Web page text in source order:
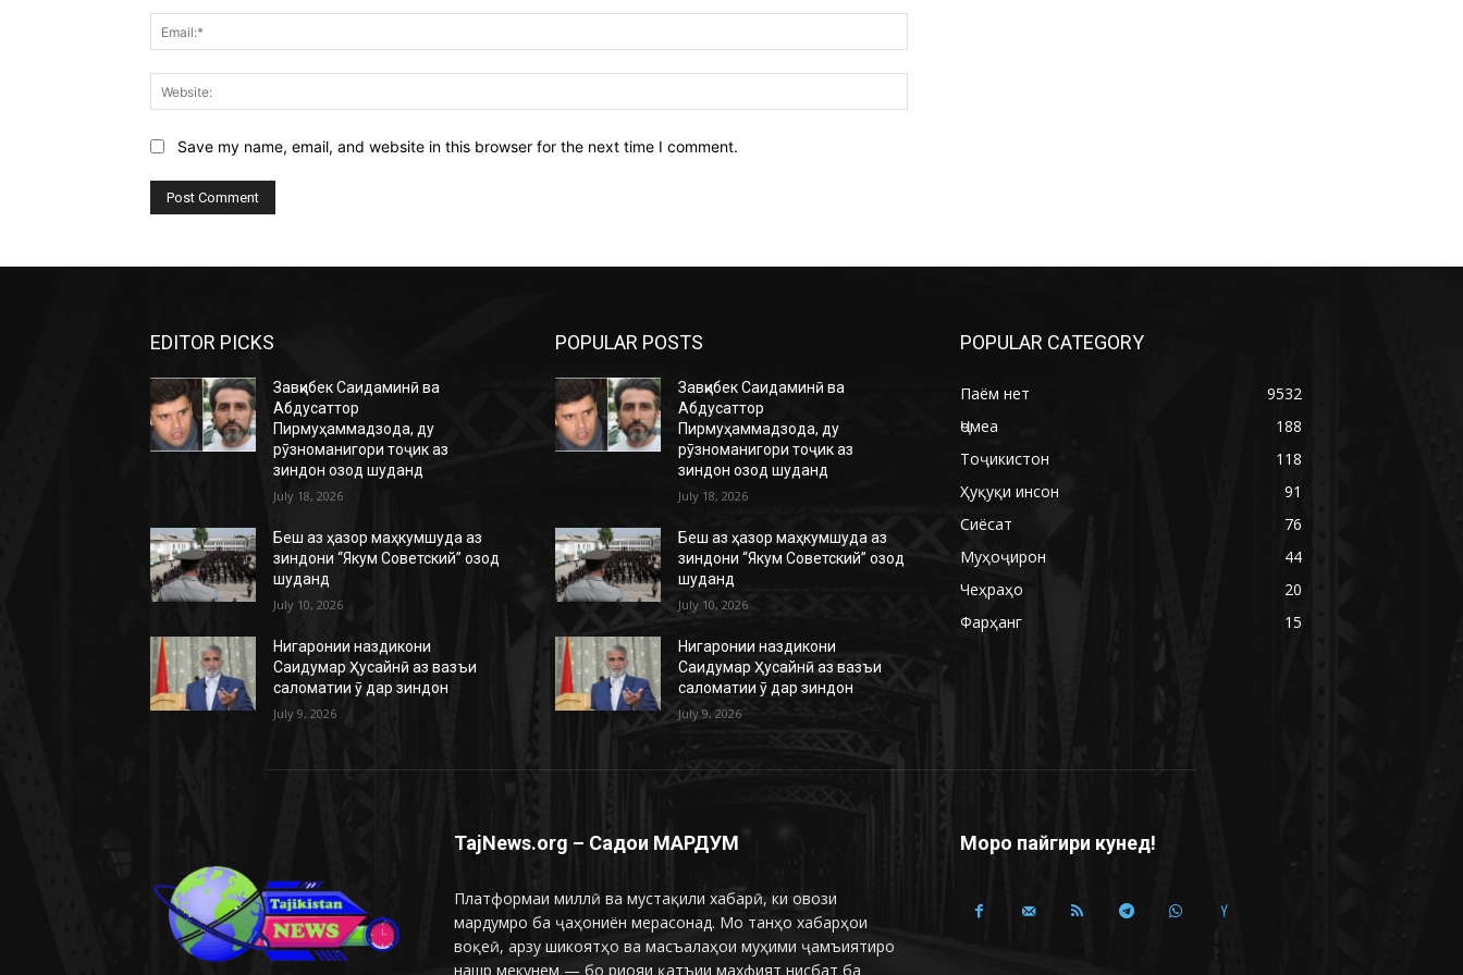
Save my name, email, and website in this browser for the next time I comment.
EDITOR PICKS
Завқибек Саидаминӣ ва
Абдусаттор
Пирмуҳаммадзода, ду
рӯзноманигори тоҷик аз
зиндон озод шуданд
July 18, 2026
Беш аз ҳазор маҳкумшуда аз
зиндони “Якум Советский” озод
шуданд
July 10, 2026
Нигаронии наздикони
Саидумар Ҳусайнӣ аз вазъи
саломатии ӯ дар зиндон
July 9, 2026
POPULAR POSTS
Завқибек Саидаминӣ ва
Абдусаттор
Пирмуҳаммадзода, ду
рӯзноманигори тоҷик аз
зиндон озод шуданд
July 18, 2026
Беш аз ҳазор маҳкумшуда аз
зиндони “Якум Советский” озод
шуданд
July 10, 2026
Нигаронии наздикони
Саидумар Ҳусайнӣ аз вазъи
саломатии ӯ дар зиндон
July 9, 2026
POPULAR CATEGORY
Паём нет
9532
Ҷомеа
188
Тоҷикистон
118
Ҳуқуқи инсон
91
Сиёсат
76
Муҳоҷирон
44
Чеҳраҳо
20
Фарҳанг
15
TajNews.org – Садои МАРДУМ
Платформаи миллӣ ва мустақили хабарӣ, ки овози
мардумро ба ҷаҳониён мерасонад. Мо танҳо хабарҳои
воқеӣ, арзу шикоятҳо ва масъалаҳои муҳими ҷамъиятиро
нашр мекунем — бо риояи қатъии махфият нисбат ба
Моро пайгири кунед!